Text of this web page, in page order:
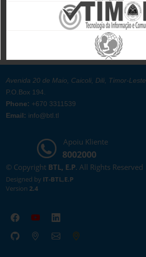
Avenida 20 de Maio, Caicoli, Dili, Timor-Leste
P.O.Box 194.
Phone: +670 3311539
Email: info@btl.tl
Apoiu Kliente
8002000
© Copyright BTL, E.P. All Rights Reserved
Designed by IT-BTL,E.P
Version 2.4